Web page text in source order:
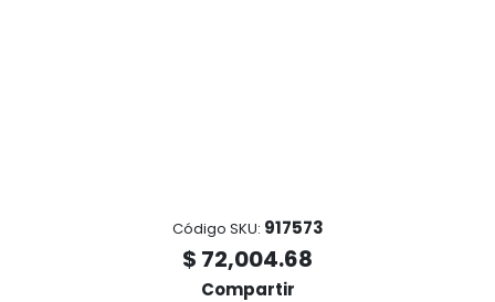
Código SKU: 917573
$ 72,004.68
Compartir